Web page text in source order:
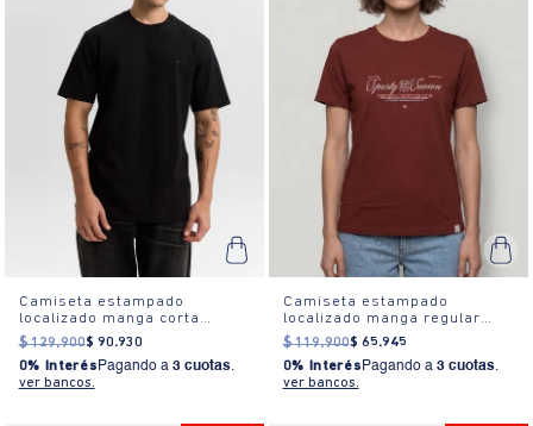
Camiseta estampado
localizado manga corta
cuello redondo para hombre
$ 129.900$ 90.930
0% Interés Pagando a 3 cuotas.
ver bancos.
Camiseta estampado
localizado manga regular
cuello redondo para mujer
$ 119.900$ 65.945
0% Interés Pagando a 3 cuotas.
ver bancos.